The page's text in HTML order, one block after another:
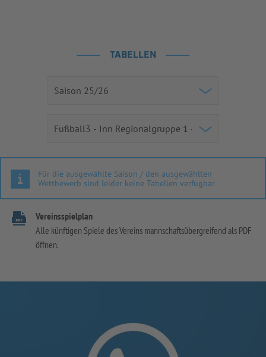
TABELLEN
Für die ausgewählte Saison / den ausgewählten
Wettbewerb sind leider keine Tabellen verfügbar
Vereinsspielplan
Alle künftigen Spiele des Vereins mannschaftsübergreifend als PDF
öffnen.